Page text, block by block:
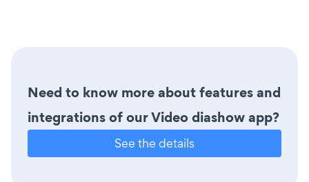
Need to know more about features and
integrations of our Video diashow app?
See the details